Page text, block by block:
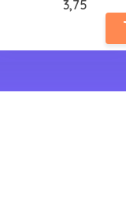
3,75